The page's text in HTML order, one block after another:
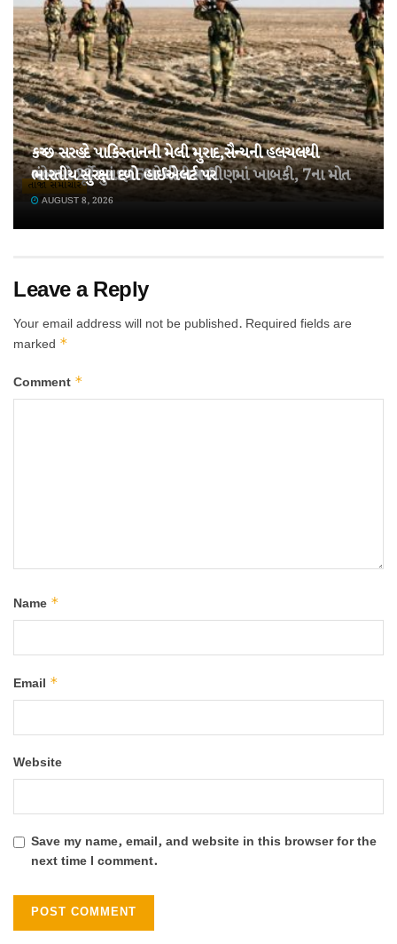
તહેવારો પૂર્વે ખાંડ 15% મોંઘી થઈ!
AUGUST 8, 2026
ચંબામાં 22 મુસાફરો ભરેલી બસ ખીણમાં ખાબકી, 7ના મોત
AUGUST 8, 2026
તાજા સમાચાર
કચ્છ સરહદે પાકિસ્તાનની મેલી મુરાદ,સૈન્યની હલચલથી
ભારતીય સુરક્ષા દળો હાઈએલર્ટ પર
AUGUST 8, 2026
Leave a Reply
Your email address will not be published. Required fields are
marked *
Comment *
Name *
Email *
Website
Save my name, email, and website in this browser for the
next time I comment.